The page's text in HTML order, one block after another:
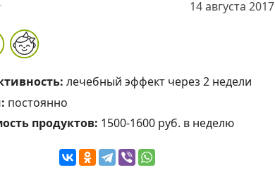
14 августа 2017
лечебный эффект через 2 недели
постоянно
продуктов: 1500-1600 руб. в неделю